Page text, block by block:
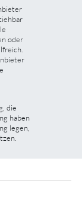
oder
die
haben
legen,